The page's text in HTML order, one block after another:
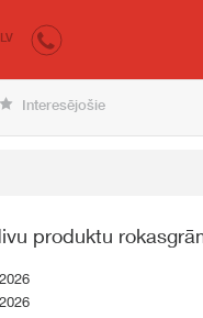
LV
Interesējošie
produktu